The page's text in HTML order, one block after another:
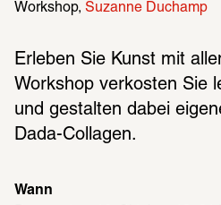
Workshop Suzanne Duchamp
Erleben Sie Kunst mit
Workshop verkosten Sie
und gestalten dabei
Dada-Collagen.
Wann